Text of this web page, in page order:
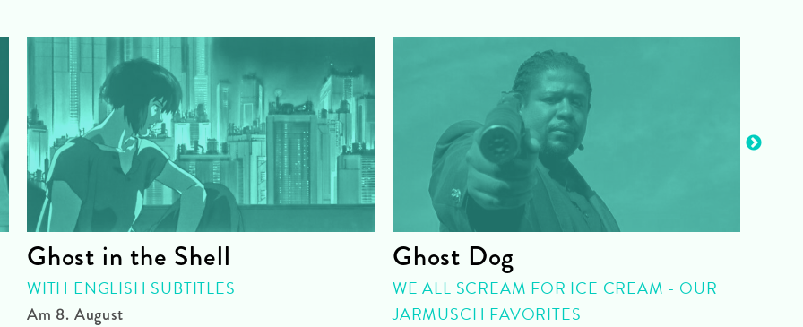
Ghost in the Shell
WITH ENGLISH SUBTITLES
Am 8. August
Ghost Dog
WE ALL SCREAM FOR ICE CREAM - OUR
JARMUSCH FAVORITES